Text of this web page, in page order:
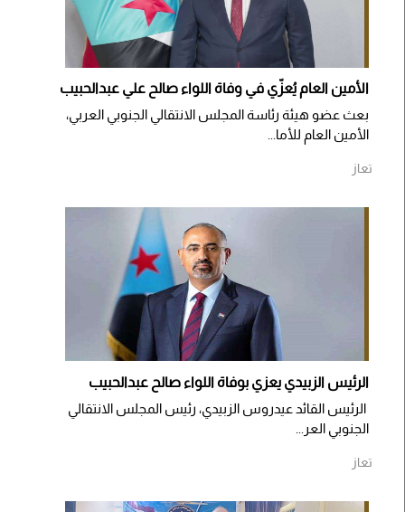
الأمين العام يُعزّي في وفاة اللواء صالح علي عبدالحبيب
بعث عضو هيئة رئاسة المجلس الانتقالي الجنوبي العربي،
الأمين العام للأما...
تعاز
الرئيس الزبيدي يعزي بوفاة اللواء صالح عبدالحبيب
الرئيس القائد عيدروس الزبيدي، رئيس المجلس الانتقالي
الجنوبي العر...
تعاز